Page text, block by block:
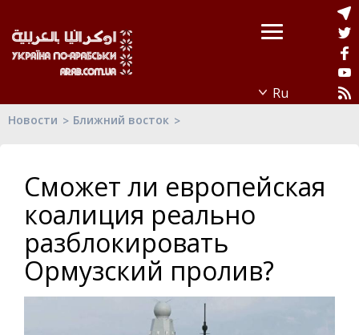
Новости Ближний восток
Сможет ли европейская
коалиция реально
разблокировать
Ормузский пролив?